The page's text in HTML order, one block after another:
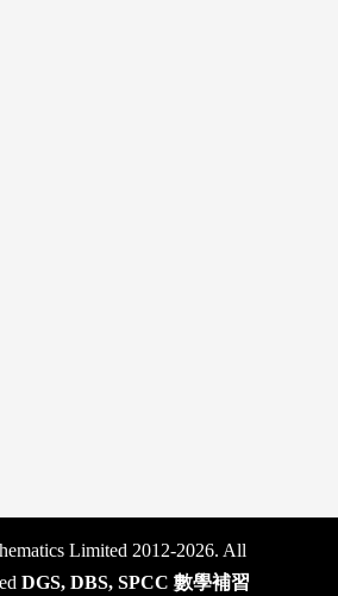
Limited 2012-2026. All
DGS, DBS, SPCC 數學補習